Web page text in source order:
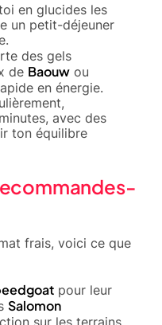
en glucides les
un petit-déjeuner
des gels
de Baouw ou
en énergie.
avec des
ton équilibre
frais, voici ce que
pour leur
Salomon
sur les terrains